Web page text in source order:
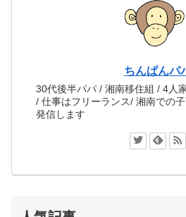
ちんぱんパ
30代後半パパ / 湘南移住組 / 4人
/ 仕事はフリーランス/ 湘南での
発信します